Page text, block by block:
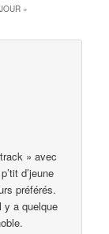
»
» avec
d’jeune
préférés.
y a quelque